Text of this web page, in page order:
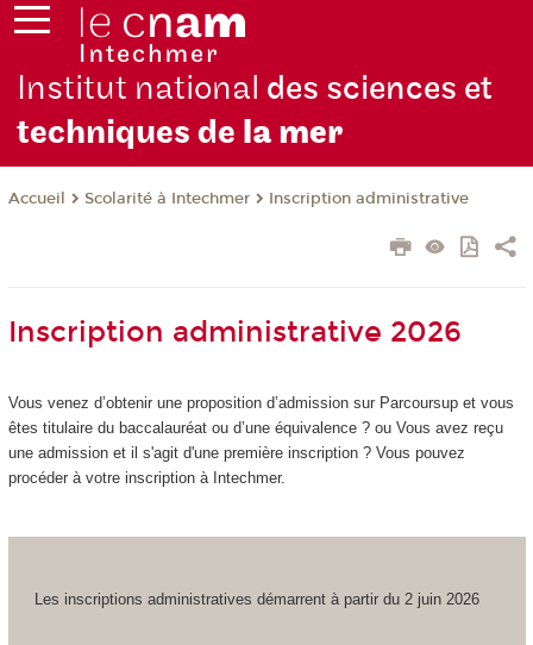
Institut national des sciences et
techniques de la mer
Accueil Scolarité à Intechmer Inscription administrative
Inscription administrative 2026
Vous venez d’obtenir une proposition d’admission sur Parcoursup et vous
êtes titulaire du baccalauréat ou d’une équivalence ? ou Vous avez reçu
une admission et il s'agit d'une première inscription ? Vous pouvez
procéder à votre inscription à Intechmer.
Les inscriptions administratives démarrent à partir du 2 juin 2026